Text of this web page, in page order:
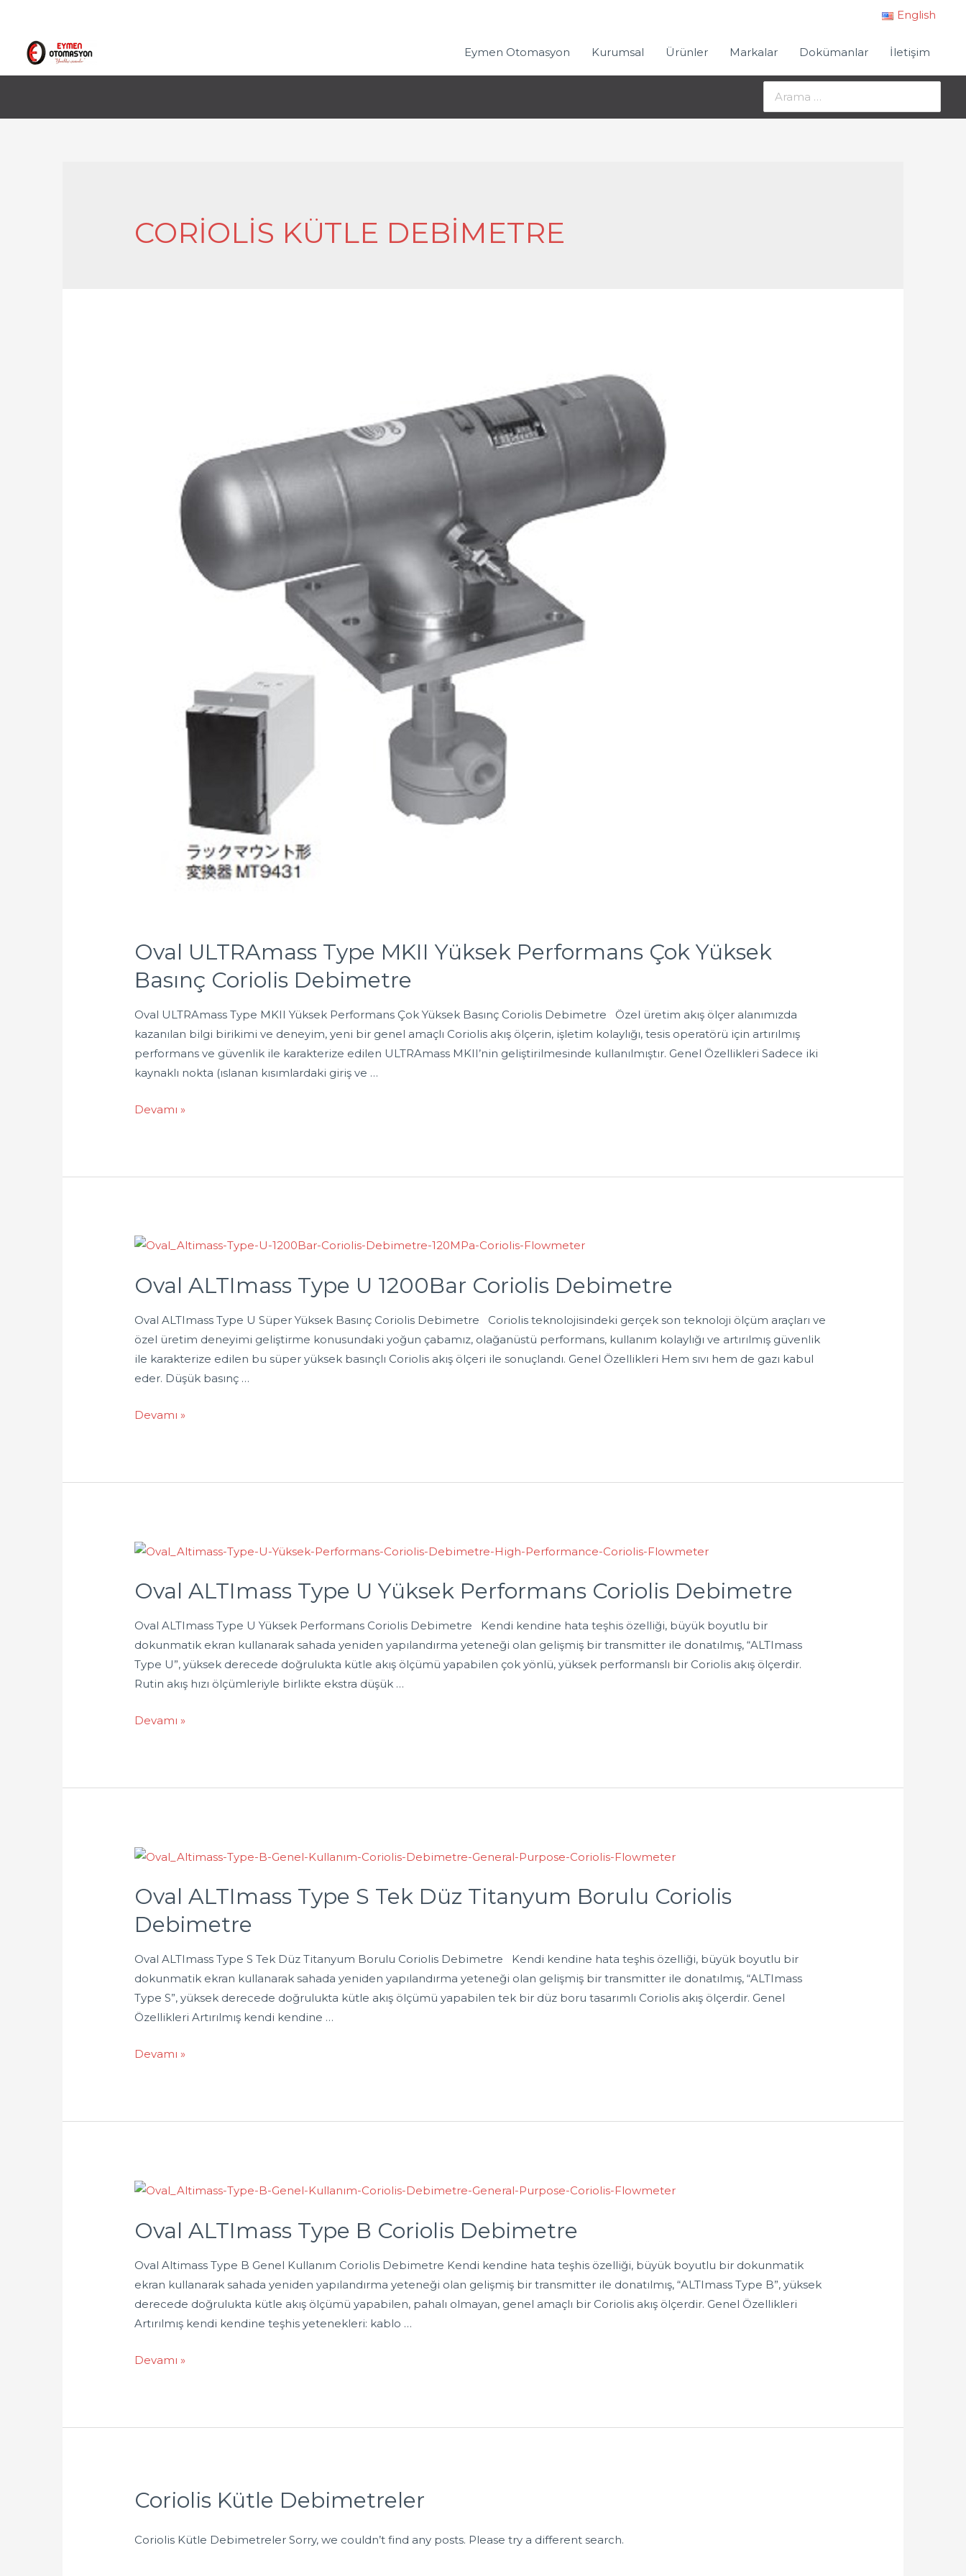
English
Eymen Otomasyon Kurumsal Ürünler Markalar Dokümanlar İletişim
CORIOLIS KÜTLE DEBIMETRE
Oval ULTRAmass Type MKII Yüksek Performans Çok Yüksek
Basınç Coriolis Debimetre
Oval ULTRAmass Type MKII Yüksek Performans Çok Yüksek Basınç Coriolis Debimetre Özel üretim akış ölçer alanımızda
kazanılan bilgi birikimi ve deneyim, yeni bir genel amaçlı Coriolis akış ölçerin, işletim kolaylığı, tesis operatörü için artırılmış
performans ve güvenlik ile karakterize edilen ULTRAmass MKII’nin geliştirilmesinde kullanılmıştır. Genel Özellikleri Sadece iki
kaynaklı nokta (ıslanan kısımlardaki giriş ve …
Devamı »
Oval ALTImass Type U 1200Bar Coriolis Debimetre
Oval ALTImass Type U Süper Yüksek Basınç Coriolis Debimetre Coriolis teknolojisindeki gerçek son teknoloji ölçüm araçları ve
özel üretim deneyimi geliştirme konusundaki yoğun çabamız, olağanüstü performans, kullanım kolaylığı ve artırılmış güvenlik
ile karakterize edilen bu süper yüksek basınçlı Coriolis akış ölçeri ile sonuçlandı. Genel Özellikleri Hem sıvı hem de gazı kabul
eder. Düşük basınç …
Devamı »
Oval ALTImass Type U Yüksek Performans Coriolis Debimetre
Oval ALTImass Type U Yüksek Performans Coriolis Debimetre Kendi kendine hata teşhis özelliği, büyük boyutlu bir
dokunmatik ekran kullanarak sahada yeniden yapılandırma yeteneği olan gelişmiş bir transmitter ile donatılmış, “ALTImass
Type U”, yüksek derecede doğrulukta kütle akış ölçümü yapabilen çok yönlü, yüksek performanslı bir Coriolis akış ölçerdir.
Rutin akış hızı ölçümleriyle birlikte ekstra düşük …
Devamı »
Oval ALTImass Type S Tek Düz Titanyum Borulu Coriolis
Debimetre
Oval ALTImass Type S Tek Düz Titanyum Borulu Coriolis Debimetre Kendi kendine hata teşhis özelliği, büyük boyutlu bir
dokunmatik ekran kullanarak sahada yeniden yapılandırma yeteneği olan gelişmiş bir transmitter ile donatılmış, “ALTImass
Type S”, yüksek derecede doğrulukta kütle akış ölçümü yapabilen tek bir düz boru tasarımlı Coriolis akış ölçerdir. Genel
Özellikleri Artırılmış kendi kendine …
Devamı »
Oval ALTImass Type B Coriolis Debimetre
Oval Altimass Type B Genel Kullanım Coriolis Debimetre Kendi kendine hata teşhis özelliği, büyük boyutlu bir dokunmatik
ekran kullanarak sahada yeniden yapılandırma yeteneği olan gelişmiş bir transmitter ile donatılmış, “ALTImass Type B”, yüksek
derecede doğrulukta kütle akış ölçümü yapabilen, pahalı olmayan, genel amaçlı bir Coriolis akış ölçerdir. Genel Özellikleri
Artırılmış kendi kendine teşhis yetenekleri: kablo …
Devamı »
Coriolis Kütle Debimetreler
Coriolis Kütle Debimetreler Sorry, we couldn’t find any posts. Please try a different search.